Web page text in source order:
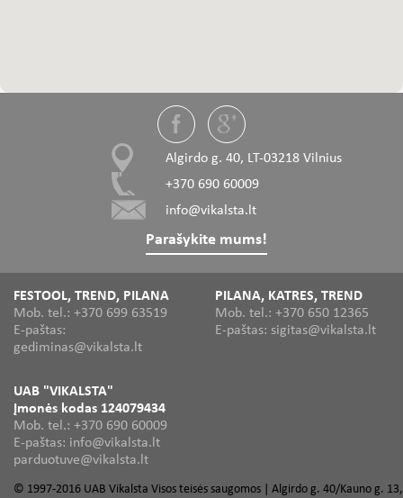
Algirdo g. 40, LT-03218 Vilnius
+370 690 60009
info@vikalsta.lt
Parašykite mums!
FESTOOL, TREND, PILANA
Mob. tel.: +370 699 63519
E-paštas:
gediminas@vikalsta.lt
PILANA, KATRES, TREND
Mob. tel.: +370 650 12365
E-paštas: sigitas@vikalsta.lt
UAB "VIKALSTA"
Įmonės kodas 124079434
Mob. tel.: +370 690 60009
E-paštas: info@vikalsta.lt
parduotuve@vikalsta.lt
© 1997-2016 UAB Vikalsta Visos teisės saugomos | Algirdo g. 40/Kauno g. 13,